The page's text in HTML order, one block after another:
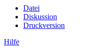
Datei
Diskussion
Druckversion
Hilfe